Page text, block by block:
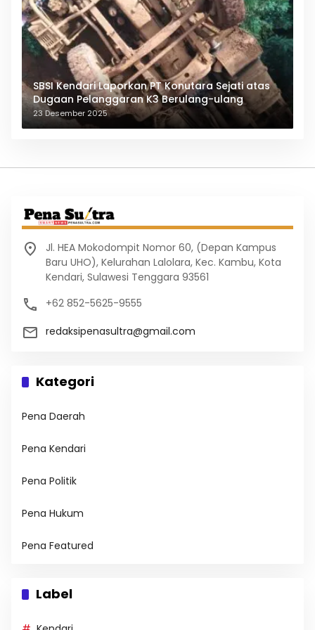
SBSI Kendari Laporkan PT Konutara Sejati atas
Dugaan Pelanggaran K3 Berulang-ulang
23 Desember 2025
Jl. HEA Mokodompit Nomor 60, (Depan Kampus
Baru UHO), Kelurahan Lalolara, Kec. Kambu, Kota
Kendari, Sulawesi Tenggara 93561
+62 852-5625-9555
redaksipenasultra@gmail.com
Kategori
Pena Daerah
Pena Kendari
Pena Politik
Pena Hukum
Pena Featured
Label